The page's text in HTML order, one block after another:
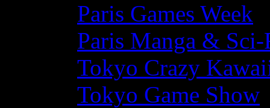
Paris Games Week
Paris Manga &
Tokyo Crazy
Tokyo Game Show